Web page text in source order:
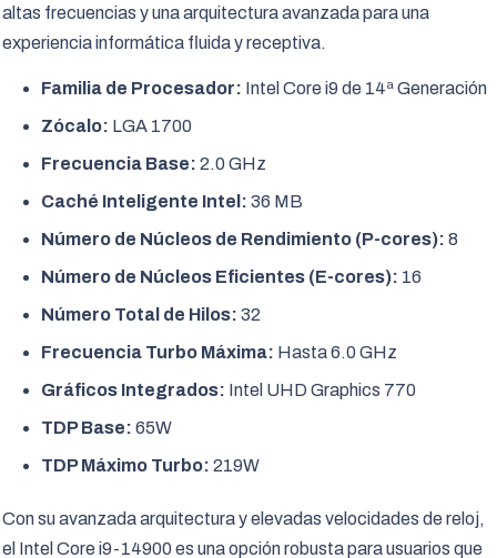
altas frecuencias y una arquitectura avanzada para una
experiencia informática fluida y receptiva.
Familia de Procesador: Intel Core i9 de 14ª Generación
Zócalo: LGA 1700
Frecuencia Base: 2.0 GHz
Caché Inteligente Intel: 36 MB
Número de Núcleos de Rendimiento (P-cores): 8
Número de Núcleos Eficientes (E-cores): 16
Número Total de Hilos: 32
Frecuencia Turbo Máxima: Hasta 6.0 GHz
Gráficos Integrados: Intel UHD Graphics 770
TDP Base: 65W
TDP Máximo Turbo: 219W
Con su avanzada arquitectura y elevadas velocidades de reloj,
el Intel Core i9-14900 es una opción robusta para usuarios que